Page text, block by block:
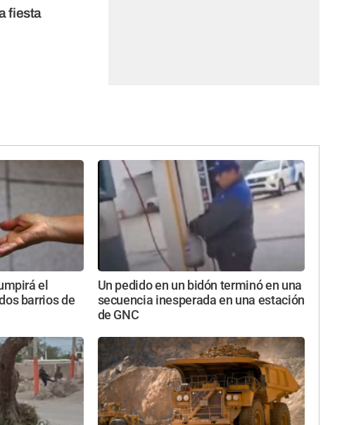
fiesta
el
barrios de
Un pedido en un bidón terminó en una
secuencia inesperada en una estación
de GNC